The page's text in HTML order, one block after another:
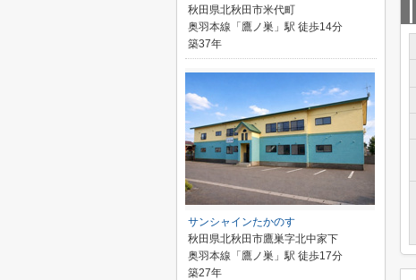
秋田県北秋田市米代町
奥羽本線「鷹ノ巣」駅 徒歩14分
築37年
サンシャインたかのす
秋田県北秋田市鷹巣字北中家下
奥羽本線「鷹ノ巣」駅 徒歩17分
築27年